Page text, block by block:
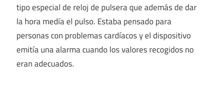
tipo especial de reloj de pulsera que además de dar
la hora medía el pulso. Estaba pensado para
personas con problemas cardíacos y el dispositivo
emitía una alarma cuando los valores recogidos no
eran adecuados.